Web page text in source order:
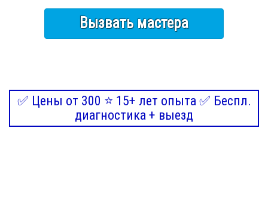
Вызвать мастера
✅ Цены от 300 ⭐ 15+ лет опыта ✅ Беспл.
диагностика + выезд